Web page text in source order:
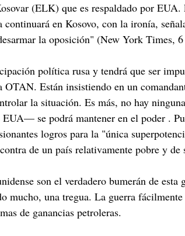
(ELK) que es respaldado por
en Kosovo, con la ironía,
la oposición" (New York Times,
política rusa y tendrá que ser
Están insistiendo en un
la situación. Es más, no hay
se podrá mantener en el poder .
logros para la "única
de un país relativamente pobre y
son el verdadero bumerán de
mucho, una tregua. La guerra
de ganancias petroleras.